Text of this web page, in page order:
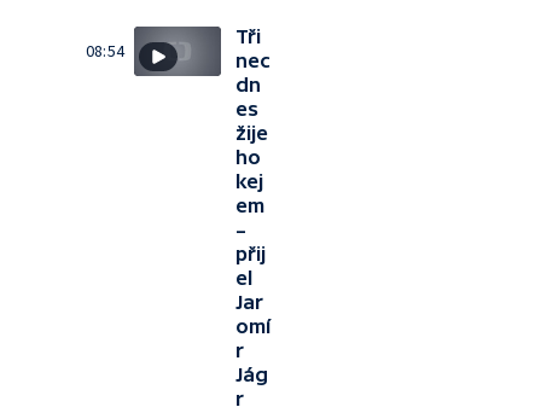
08:54
Tři
nec
dn
es
žije
ho
kej
em
–
přij
el
Jar
omí
r
Jág
r